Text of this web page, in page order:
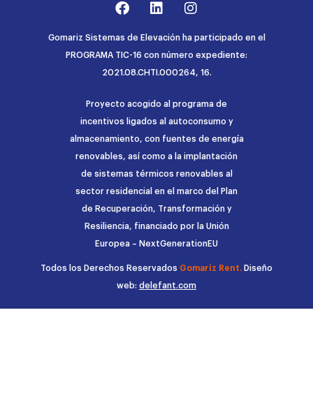
Gomariz Sistemas de Elevación ha participado en el
PROGRAMA TIC-16 con número expediente:
2021.08.CHTI.000264, 16.
Proyecto acogido al programa de
incentivos ligados al autoconsumo y
almacenamiento, con fuentes de energía
renovables, así como a la implantación
de sistemas térmicos renovables al
sector residencial en el marco del Plan
de Recuperación, Transformación y
Resiliencia, financiado por la Unión
Europea – NextGenerationEU
Todos los Derechos Reservados Gomariz Rent. Diseño
web: delefant.com